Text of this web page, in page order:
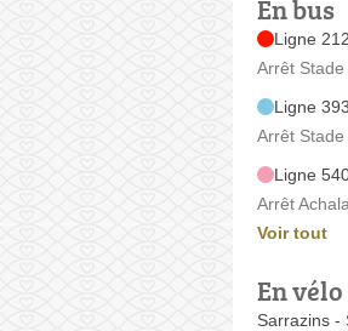
En bus
Ligne
Arrêt
Ligne
Arrêt
Ligne
Arrêt
Voir tout
En vélo
Sarrazins -